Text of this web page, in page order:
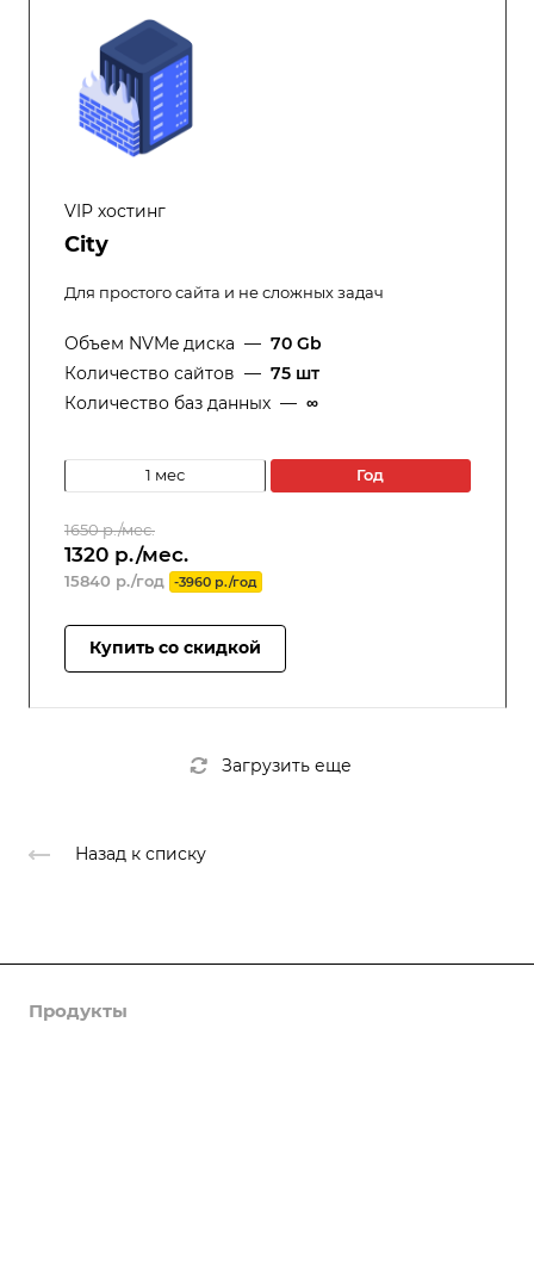
VIP хостинг
City
Для простого сайта и не сложных задач
Объем NVMe диска — 70 Gb
Количество сайтов — 75 шт
Количество баз данных — ∞
1 мес год
1650 р./мес.
1320 р./мес.
15840 р./год -3960 р./год
Купить со скидкой
Загрузить еще
Назад к списку
Продукты